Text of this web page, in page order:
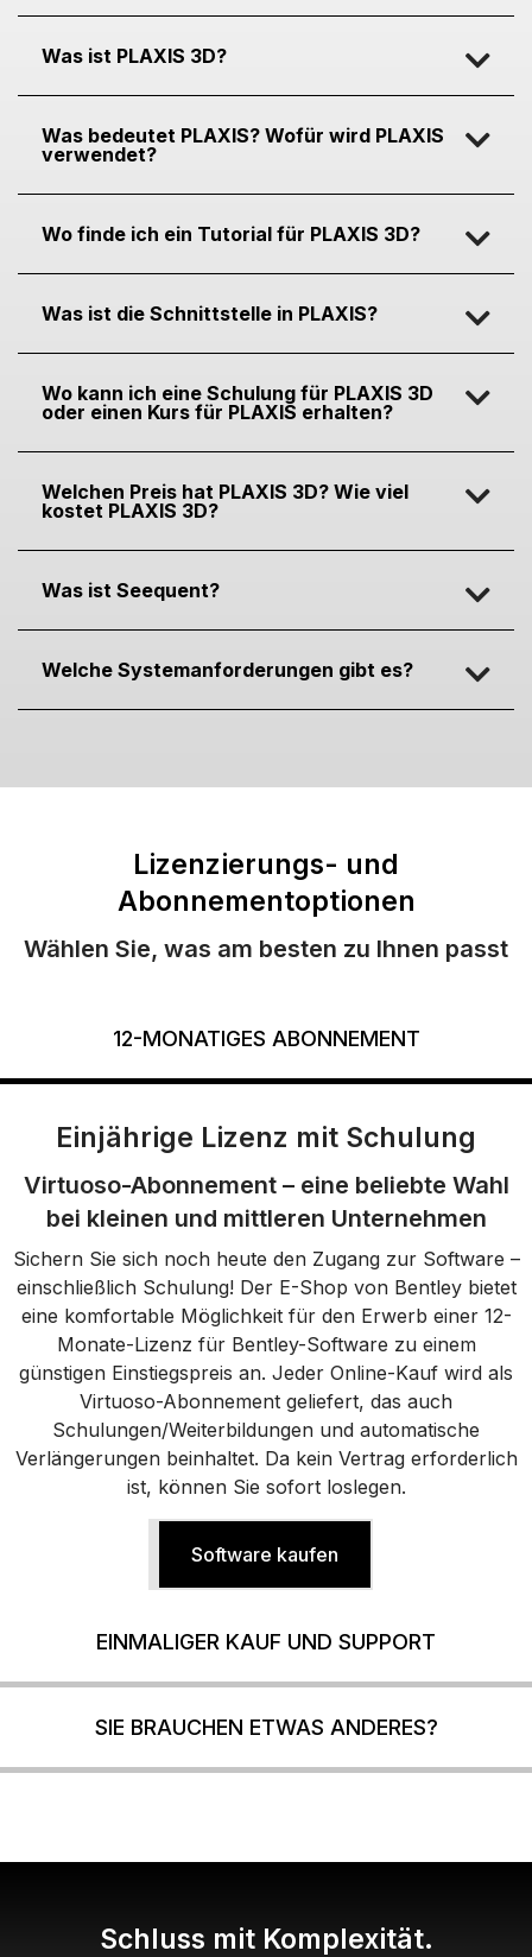
Was ist PLAXIS 3D?
Was bedeutet PLAXIS? Wofür wird PLAXIS
verwendet?
Wo finde ich ein Tutorial für PLAXIS 3D?
Was ist die Schnittstelle in PLAXIS?
Wo kann ich eine Schulung für PLAXIS 3D
oder einen Kurs für PLAXIS erhalten?
Welchen Preis hat PLAXIS 3D? Wie viel
kostet PLAXIS 3D?
Was ist Seequent?
Welche Systemanforderungen gibt es?
Lizenzierungs- und
Abonnementoptionen
Wählen Sie, was am besten zu Ihnen passt
12-MONATIGES ABONNEMENT
EINMALIGER KAUF UND SUPPORT
SIE BRAUCHEN ETWAS ANDERES?
Einjährige Lizenz mit Schulung
Virtuoso-Abonnement – eine beliebte Wahl
bei kleinen und mittleren Unternehmen
Sichern Sie sich noch heute den Zugang zur Software –
einschließlich Schulung! Der E-Shop von Bentley bietet
eine komfortable Möglichkeit für den Erwerb einer 12-
Monate-Lizenz für Bentley-Software zu einem
günstigen Einstiegspreis an. Jeder Online-Kauf wird als
Virtuoso-Abonnement geliefert, das auch
Schulungen/Weiterbildungen und automatische
Verlängerungen beinhaltet. Da kein Vertrag erforderlich
ist, können Sie sofort loslegen.
Software kaufen
Schluss mit Komplexität.